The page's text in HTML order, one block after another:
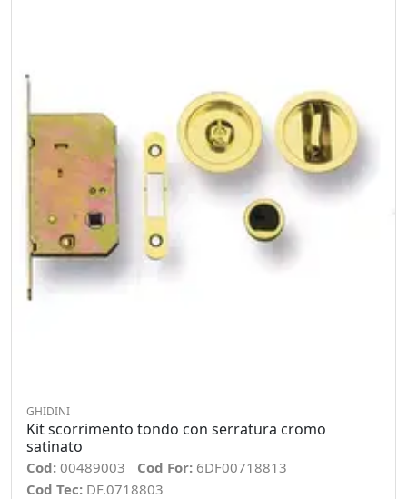
GHIDINI
Kit scorrimento tondo con serratura cromo
satinato
Cod: 00489003 Cod For: 6DF00718813
Cod Tec: DF.0718803